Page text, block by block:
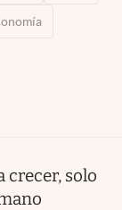
crecer, solo